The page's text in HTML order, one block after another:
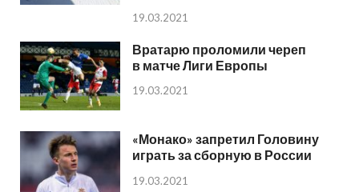
19.03.2021
Вратарю проломили череп
в матче Лиги Европы
19.03.2021
«Монако» запретил Головину
играть за сборную в России
19.03.2021